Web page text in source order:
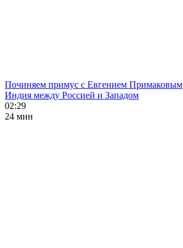
Починяем примус с Евгением Примаковым
Индия между Россией и Западом
02:29
24 мин